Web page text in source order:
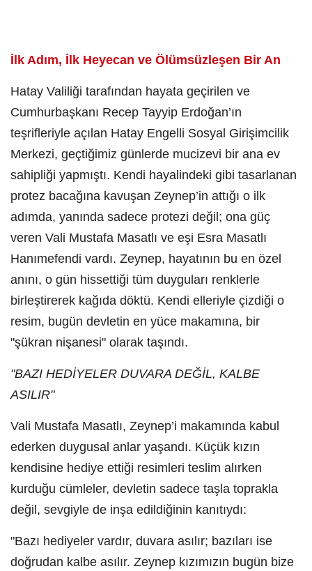
İlk Adım, İlk Heyecan ve Ölümsüzleşen Bir An
Hatay Valiliği tarafından hayata geçirilen ve
Cumhurbaşkanı Recep Tayyip Erdoğan’ın
teşrifleriyle açılan Hatay Engelli Sosyal Girişimcilik
Merkezi, geçtiğimiz günlerde mucizevi bir ana ev
sahipliği yapmıştı. Kendi hayalindeki gibi tasarlanan
protez bacağına kavuşan Zeynep’in attığı o ilk
adımda, yanında sadece protezi değil; ona güç
veren Vali Mustafa Masatlı ve eşi Esra Masatlı
Hanımefendi vardı. Zeynep, hayatının bu en özel
anını, o gün hissettiği tüm duyguları renklerle
birleştirerek kağıda döktü. Kendi elleriyle çizdiği o
resim, bugün devletin en yüce makamına, bir
"şükran nişanesi" olarak taşındı.
"BAZI HEDİYELER DUVARA DEĞİL, KALBE
ASILIR"
Vali Mustafa Masatlı, Zeynep’i makamında kabul
ederken duygusal anlar yaşandı. Küçük kızın
kendisine hediye ettiği resimleri teslim alırken
kurduğu cümleler, devletin sadece taşla toprakla
değil, sevgiyle de inşa edildiğinin kanıtıydı:
"Bazı hediyeler vardır, duvara asılır; bazıları ise
doğrudan kalbe asılır. Zeynep kızımızın bugün bize